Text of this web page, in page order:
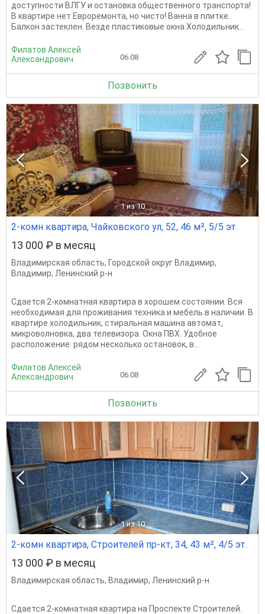
доступности ВЛГУ и остановка общественного транспорта!
В квартире нет Евроремонта, но чисто! Ванна в плитке.
Балкон застеклен. Везде пластиковые окна.Холодильник...
Филатов Алексей
Александрович
06.08
Позвонить
1 из 10
2-комн квартира, Чайковского ул, 52, 46 м², 5/5 эт.
13 000 ₽ в месяц
Владимирская область, Городской округ Владимир,
Владимир, Ленинский р-н
Сдается 2-комнатная квартира в хорошем состоянии. Вся
необходимая для проживания техника и мебель в наличии. В
квартире холодильник, стиральная машина автомат,
микроволновка, два телевизора. Окна ПВХ. Удобное
расположение: рядом несколько остановок, в...
Филатов Алексей
Александрович
06.08
Позвонить
1 из 10
2-комн квартира, Строителей пр-кт, 34, 43 м², 4/5 эт.
13 000 ₽ в месяц
Владимирская область, Владимир, Ленинский р-н
Сдается 2-комнатная квартира на Проспекте Строителей.